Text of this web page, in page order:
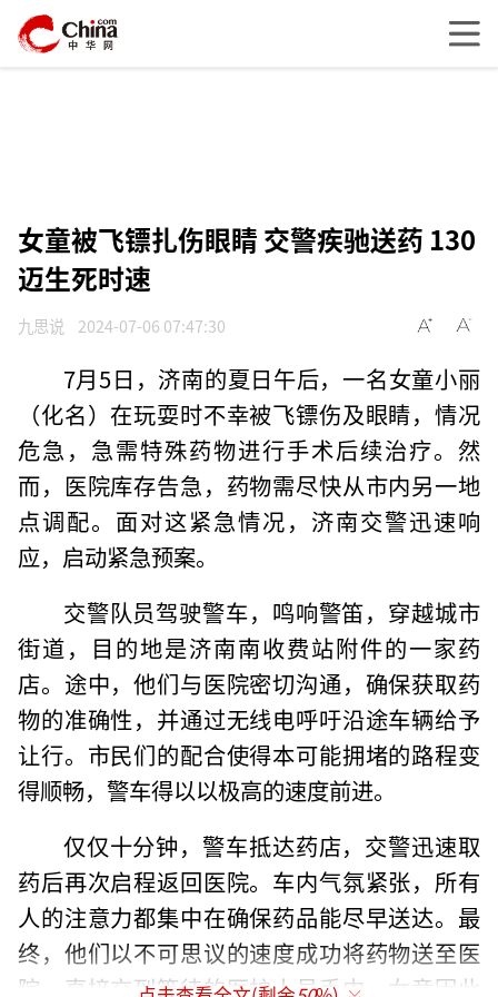
女童被飞镖扎伤眼睛 交警疾驰送药 130
迈生死时速
九思说 2024-07-06 07:47:30
7月5日，济南的夏日午后，一名女童小丽
（化名）在玩耍时不幸被飞镖伤及眼睛，情况
危急，急需特殊药物进行手术后续治疗。然
而，医院库存告急，药物需尽快从市内另一地
点调配。面对这紧急情况，济南交警迅速响
应，启动紧急预案。
交警队员驾驶警车，鸣响警笛，穿越城市
街道，目的地是济南南收费站附件的一家药
店。途中，他们与医院密切沟通，确保获取药
物的准确性，并通过无线电呼吁沿途车辆给予
让行。市民们的配合使得本可能拥堵的路程变
得顺畅，警车得以以极高的速度前进。
仅仅十分钟，警车抵达药店，交警迅速取
药后再次启程返回医院。车内气氛紧张，所有
人的注意力都集中在确保药品能尽早送达。最
终，他们以不可思议的速度成功将药物送至医
院，直接交到等待的医护人员手中。女童因此